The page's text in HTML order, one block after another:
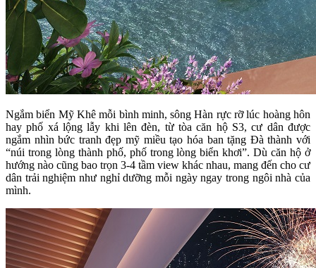
Ngắm biển Mỹ Khê mỗi bình minh, sông Hàn rực rỡ lúc hoàng hôn
hay phố xá lộng lẫy khi lên đèn, từ tòa căn hộ S3, cư dân được
ngắm nhìn bức tranh đẹp mỹ miều tạo hóa ban tặng Đà thành với
“núi trong lòng thành phố, phố trong lòng biển khơi”. Dù căn hộ ở
hướng nào cũng bao trọn 3-4 tầm view khác nhau, mang đến cho cư
dân trải nghiệm như nghỉ dưỡng mỗi ngày ngay trong ngôi nhà của
mình.